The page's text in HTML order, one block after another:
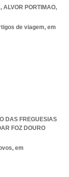
, ALVOR PORTIMAO,
de viagem, em
DAS FREGUESIAS
FOZ DOURO
em